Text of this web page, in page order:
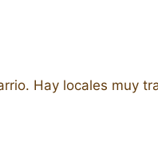
Hay locales muy